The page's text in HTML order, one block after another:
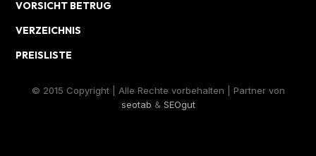
VORSICHT BETRUG
VERZEICHNIS
PREISLISTE
© 2015 Copyright | Alle Rechte vorbehalten | Partner von
seotab & SEOgut